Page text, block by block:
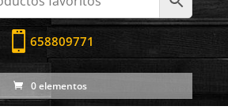
658809771
0 elementos